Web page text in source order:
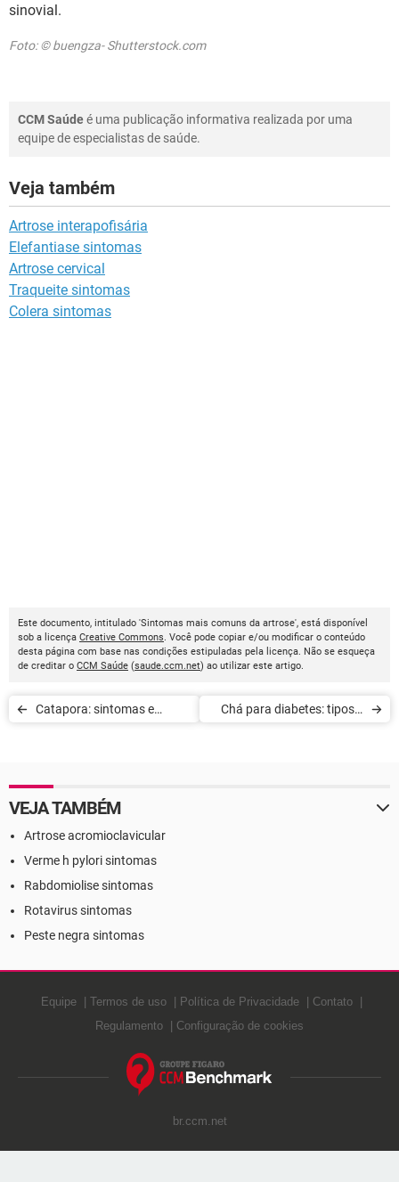
sinovial.
Foto: © buengza- Shutterstock.com
CCM Saúdeé uma publicação informativa realizada por uma
equipe de especialistas de saúde.
Veja também
Artrose interapofisária
Elefantiase sintomas
Artrose cervical
Traqueite sintomas
Colera sintomas
Este documento, intitulado 'Sintomas mais comuns da artrose', está disponível
sob a licença Creative Commons. Você pode copiar e/ou modificar o conteúdo
desta página com base nas condições estipuladas pela licença. Não se esqueça
de creditar o CCM Saúde (saude.ccm.net) ao utilizar este artigo.
Catapora: sintomas e
Chá para diabetes: tipos e
VEJA TAMBÉM
Artrose acromioclavicular
Verme h pylori sintomas
Rabdomiolise sintomas
Rotavirus sintomas
Peste negra sintomas
Equipe Termos de uso Política de Privacidade
Contato
Regulamento
Configuração de cookies
br.ccm.net